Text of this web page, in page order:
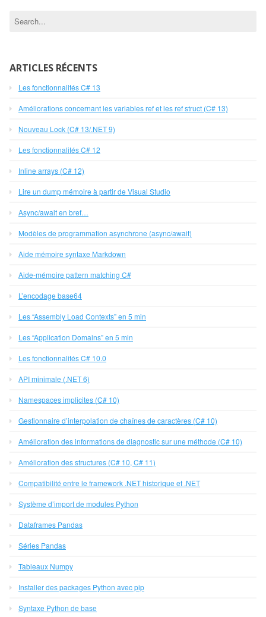
ARTICLES RÉCENTS
Les fonctionnalités C# 13
Améliorations concernant les variables ref et les ref struct (C# 13)
Nouveau Lock (C# 13/.NET 9)
Les fonctionnalités C# 12
Inline arrays (C# 12)
Lire un dump mémoire à partir de Visual Studio
Async/await en bref…
Modèles de programmation asynchrone (async/await)
Aide mémoire syntaxe Markdown
Aide-mémoire pattern matching C#
L’encodage base64
Les “Assembly Load Contexts” en 5 min
Les “Application Domains” en 5 min
Les fonctionnalités C# 10.0
API minimale (.NET 6)
Namespaces implicites (C# 10)
Gestionnaire d’interpolation de chaînes de caractères (C# 10)
Amélioration des informations de diagnostic sur une méthode (C# 10)
Amélioration des structures (C# 10, C# 11)
Compatibilité entre le framework .NET historique et .NET
Système d’import de modules Python
Dataframes Pandas
Séries Pandas
Tableaux Numpy
Installer des packages Python avec pip
Syntaxe Python de base